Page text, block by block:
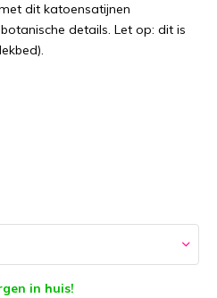
dit katoensatijnen
details. Let op: dit is
in huis!